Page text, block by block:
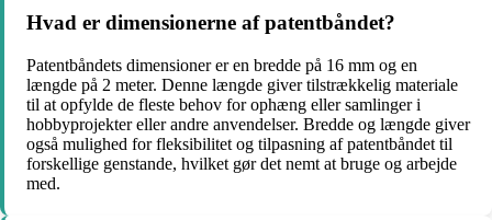
Hvad er dimensionerne af patentbåndet?
Patentbåndets dimensioner er en bredde på 16 mm og en
længde på 2 meter. Denne længde giver tilstrækkelig materiale
til at opfylde de fleste behov for ophæng eller samlinger i
hobbyprojekter eller andre anvendelser. Bredde og længde giver
også mulighed for fleksibilitet og tilpasning af patentbåndet til
forskellige genstande, hvilket gør det nemt at bruge og arbejde
med.